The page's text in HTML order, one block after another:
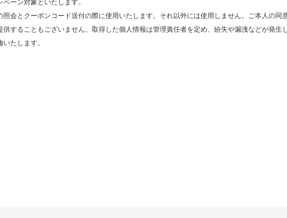
ーン対象といたします。
照会とクーポンコード送付の際に使用いたします。それ以外には使用しません。ご本人の同
することもございません。取得した個人情報は管理責任者を定め、紛失や漏洩などが発生
たします。